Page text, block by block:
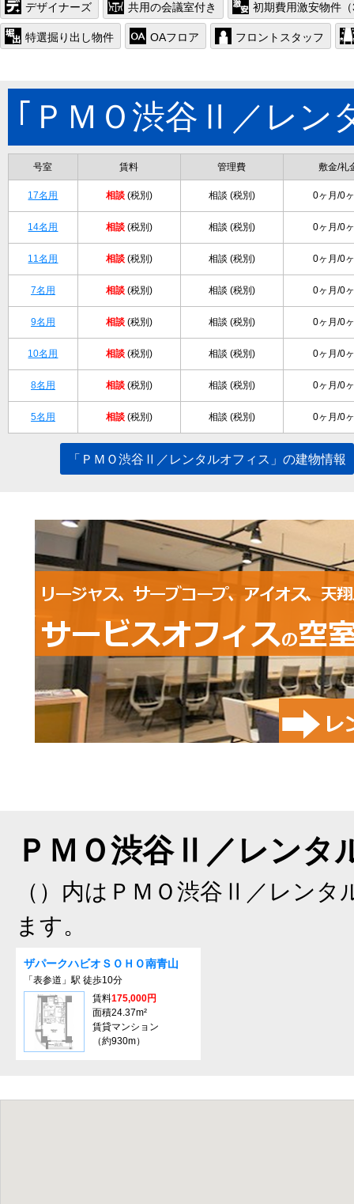
デザイナーズ 共用の会議室付き 初期費用激安物件
特選掘り出し物件 OAフロア フロントスタッフ
｢ＰＭＯ渋谷Ⅱ／レン
号室 賃料 管理費 敷金/礼
17名用 相談 (税別) 相談 (税別) 0ヶ月/0
14名用 相談 (税別) 相談 (税別) 0ヶ月/0
11名用 相談 (税別) 相談 (税別) 0ヶ月/0
7名用 相談 (税別) 相談 (税別) 0ヶ月/0
9名用 相談 (税別) 相談 (税別) 0ヶ月/0
10名用 相談 (税別) 相談 (税別) 0ヶ月/0
8名用 相談 (税別) 相談 (税別) 0ヶ月/0
5名用 相談 (税別) 相談 (税別) 0ヶ月/0
「ＰＭＯ渋谷Ⅱ／レンタルオフィス」の建物情報
ＰＭＯ渋谷Ⅱ／レンタ
（）内はＰＭＯ渋谷Ⅱ／レン
ます。
ザパークハビオＳＯＨＯ南青山
「表参道」駅 徒歩10分
賃料175,000円
面積24.37m²
賃貸マンション
（約930m）